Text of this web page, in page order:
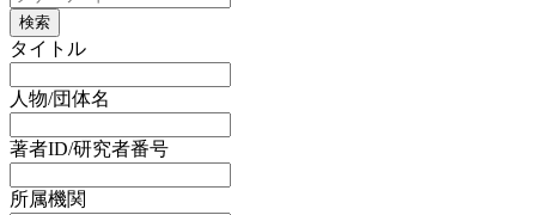
検索
タイトル
人物/団体名
著者ID/研究者番号
所属機関